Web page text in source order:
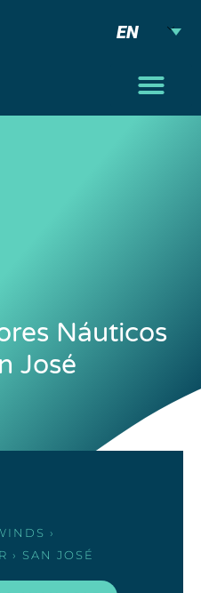
EN
Náuticos
José
›
› SAN JOSÉ